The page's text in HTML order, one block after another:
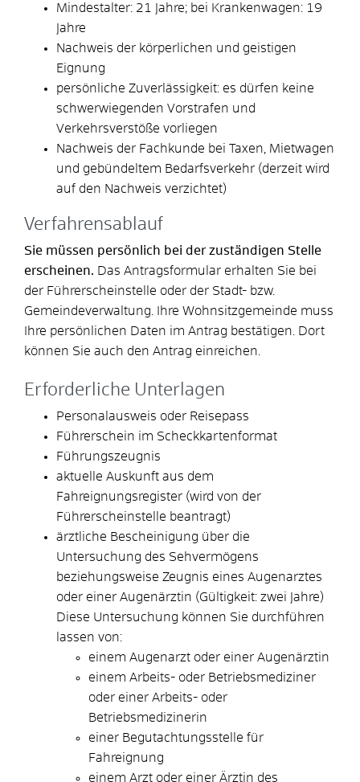
Mindestalter: 21 Jahre; bei Krankenwagen: 19
Jahre
Nachweis der körperlichen und geistigen
Eignung
persönliche Zuverlässigkeit: es dürfen keine
schwerwiegenden Vorstrafen und
Verkehrsverstöße vorliegen
Nachweis der Fachkunde bei Taxen, Mietwagen
und gebündeltem Bedarfsverkehr (derzeit wird
auf den Nachweis verzichtet)
Verfahrensablauf
Sie müssen persönlich bei der zuständigen Stelle
erscheinen. Das Antragsformular erhalten Sie bei
der Führerscheinstelle oder der Stadt- bzw.
Gemeindeverwaltung. Ihre Wohnsitzgemeinde muss
Ihre persönlichen Daten im Antrag bestätigen. Dort
können Sie auch den Antrag einreichen.
Erforderliche Unterlagen
Personalausweis oder Reisepass
Führerschein im Scheckkartenformat
Führungszeugnis
aktuelle Auskunft aus dem
Fahreignungsregister (wird von der
Führerscheinstelle beantragt)
ärztliche Bescheinigung über die
Untersuchung des Sehvermögens
beziehungsweise Zeugnis eines Augenarztes
oder einer Augenärztin (Gültigkeit: zwei Jahre)
Diese Untersuchung können Sie durchführen
lassen von:
einem Augenarzt oder einer Augenärztin
einem Arbeits- oder Betriebsmediziner
oder einer Arbeits- oder
Betriebsmedizinerin
einer Begutachtungsstelle für
Fahreignung
einem Arzt oder einer Ärztin des